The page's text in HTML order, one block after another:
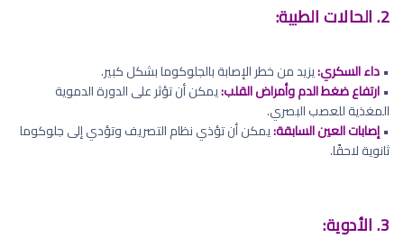
2. الحالات الطبية:
•داء السكري:يزيد من خطر الإصابة بالجلوكوما بشكل كبير.
•ارتفاع ضغط الدم وأمراض القلب:يمكن أن تؤثر على الدورة الدموية
المغذية للعصب البصري.
•إصابات العين السابقة:يمكن أن تؤذي نظام التصريف وتؤدي إلى جلوكوما
ثانوية لاحقًا.
3. الأدوية: